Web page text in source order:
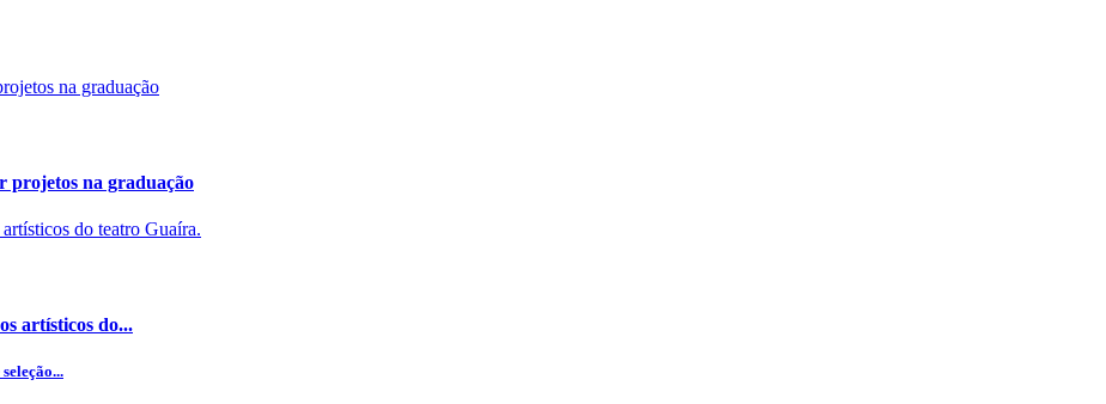
projetos na graduação
artísticos do...